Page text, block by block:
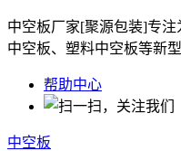
中空板厂家[聚源包装]专
中空板、塑料中空板等新
帮助中心
中空板